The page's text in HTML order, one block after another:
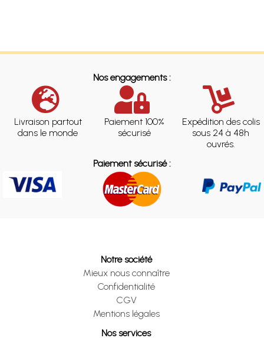
Nos engagements :
Livraison partout
dans le monde
Paiement 100%
sécurisé
Expédition des colis
sous 24 à 48h
ouvrés.
Paiement sécurisé :
Notre société
Mieux nous connaître
Confidentialité
CGV
Mentions légales
Nos services